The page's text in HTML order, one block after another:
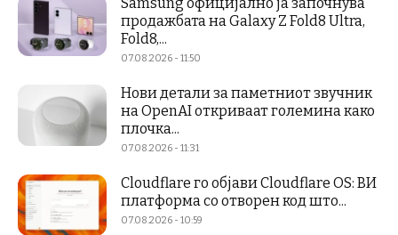
продажбата на Galaxy Z Fold8 Ultra,
Fold8,...
07.08.2026 - 11:50
Нови детали за паметниот звучник
на OpenAI откриваат големина како
плочка...
07.08.2026 - 11:31
Cloudflare го објави Cloudflare OS: ВИ
платформа со отворен код што...
07.08.2026 - 10:59